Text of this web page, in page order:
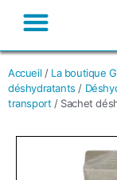
Accueil / La boutique
déshydratants /
transport / Sachet